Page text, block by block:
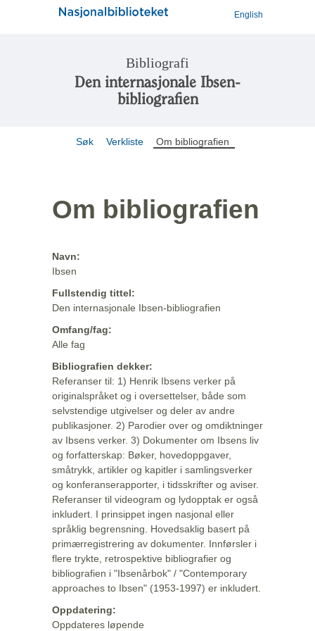
English
Bibliografi
Den internasjonale Ibsen-
bibliografien
Søk Verkliste Om bibliografien
Om bibliografien
Navn:
Ibsen
Fullstendig tittel:
Den internasjonale Ibsen-bibliografien
Omfang/fag:
Alle fag
Bibliografien dekker:
Referanser til: 1) Henrik Ibsens verker på
originalspråket og i oversettelser, både som
selvstendige utgivelser og deler av andre
publikasjoner. 2) Parodier over og omdiktninger
av Ibsens verker. 3) Dokumenter om Ibsens liv
og forfatterskap: Bøker, hovedoppgaver,
småtrykk, artikler og kapitler i samlingsverker
og konferanserapporter, i tidsskrifter og aviser.
Referanser til videogram og lydopptak er også
inkludert. I prinsippet ingen nasjonal eller
språklig begrensning. Hovedsaklig basert på
primærregistrering av dokumenter. Innførsler i
flere trykte, retrospektive bibliografier og
bibliografien i "Ibsenårbok" / "Contemporary
approaches to Ibsen" (1953-1997) er inkludert.
Oppdatering:
Oppdateres løpende